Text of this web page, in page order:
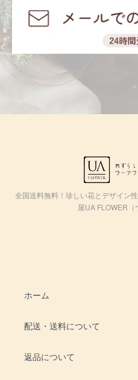
全国送料無料！珍しい花とデザイン
屋UA FLOWER（
ホーム
配送・送料について
返品について